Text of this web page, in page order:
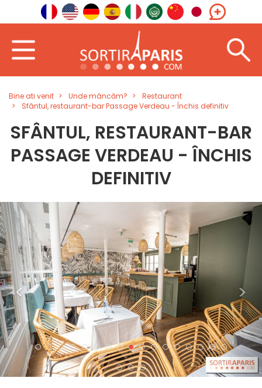
Bine ati venit Unde mâncăm?
Restaurant
Sfântul, restaurant-bar Passage Verdeau - Închis definitiv
SFÂNTUL, RESTAURANT-BAR
PASSAGE VERDEAU - ÎNCHIS
DEFINITIV
< >